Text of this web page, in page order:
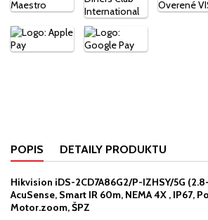
POPIS DETAILY PRODUKTU
Hikvision iDS-2CD7A86G2/P-IZHSY/5G
AcuSense, Smart IR 60m, NEMA 4X , IP67,
Motor.zoom, ŠPZ